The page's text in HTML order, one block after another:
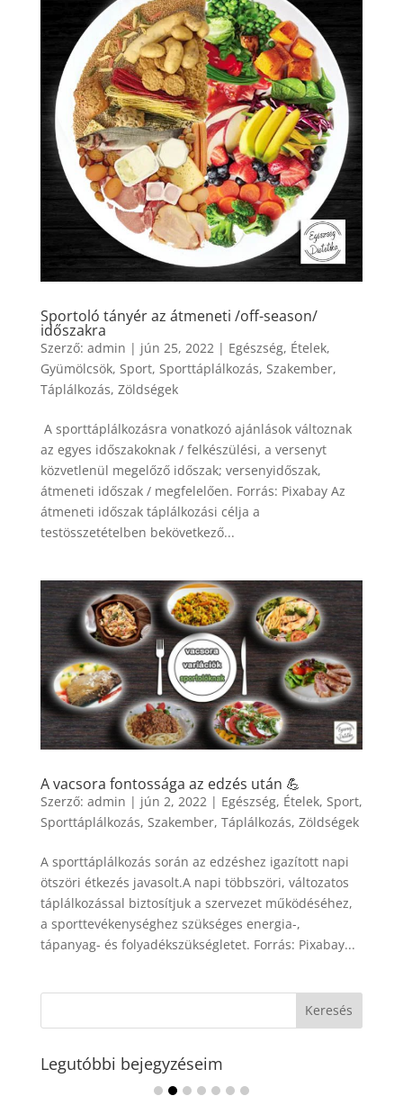
Sportoló tányér az átmeneti /off-season/
időszakra
Szerző: admin | jún 25, 2022| Egészség, Ételek,
Gyümölcsök, Sport, Sporttáplálkozás, Szakember,
Táplálkozás, Zöldségek
A sporttáplálkozásra vonatkozó ajánlások változnak
az egyes időszakoknak / felkészülési, a versenyt
közvetlenül megelőző időszak; versenyidőszak,
átmeneti időszak / megfelelően. Forrás: Pixabay Az
átmeneti időszak táplálkozási célja a
testösszetételben bekövetkező...
A vacsora fontossága az edzés után 💪
Szerző: admin | jún 2, 2022 | Egészség, Ételek, Sport,
Sporttáplálkozás, Szakember, Táplálkozás, Zöldségek
A sporttáplálkozás során az edzéshez igazított napi
ötszöri étkezés javasolt.A napi többszöri, változatos
táplálkozással biztosítjuk a szervezet működéséhez,
a sporttevékenységhez szükséges energia-,
tápanyag- és folyadékszükségletet. Forrás: Pixabay...
Legutóbbi bejegyzéseim